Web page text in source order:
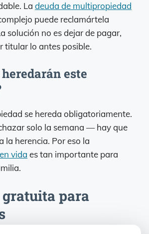
La deuda de multipropiedad
puede reclamártela
solución no es dejar de pagar,
titular lo antes posible.
este
se hereda obligatoriamente.
solo la semana — hay que
la herencia. Por eso la
vida es tan importante para
para